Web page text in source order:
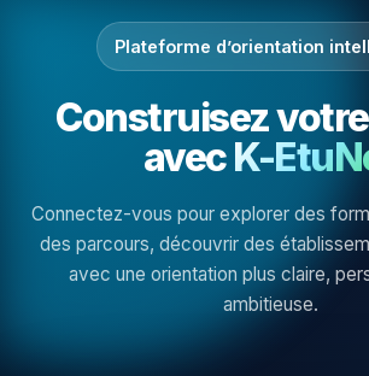
Plateforme d’orientation
Construisez
avecK-
Connectez-vous pour explorer des
des parcours, découvrir des
avec une orientation plus claire,
ambitieuse.